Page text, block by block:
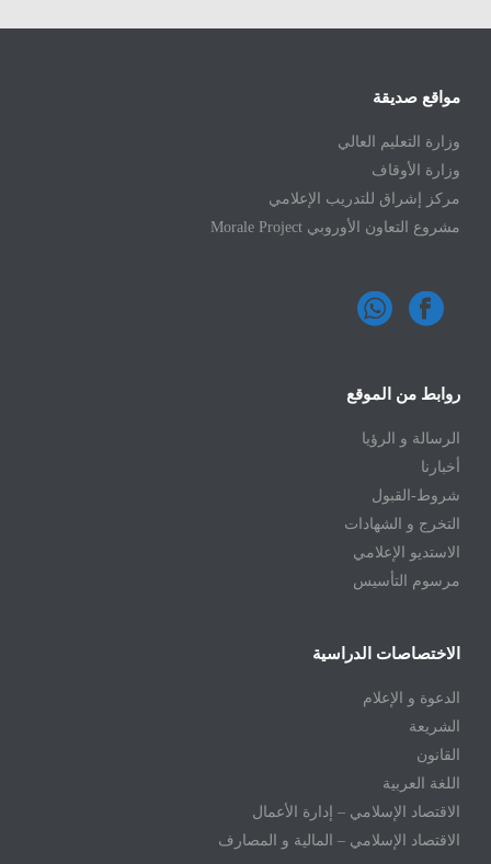
مواقع صديقة
وزارة التعليم العالي
وزارة الأوقاف
مركز إشراق للتدريب الإعلامي
مشروع التعاون الأوروبي Morale Project
روابط من الموقع
الرسالة و الرؤيا
أخبارنا
شروط-القبول
التخرج و الشهادات
الاستديو الإعلامي
مرسوم التأسيس
الاختصاصات الدراسية
الدعوة و الإعلام
الشريعة
القانون
اللغة العربية
الاقتصاد الإسلامي – إدارة الأعمال
الاقتصاد الإسلامي – المالية و المصارف